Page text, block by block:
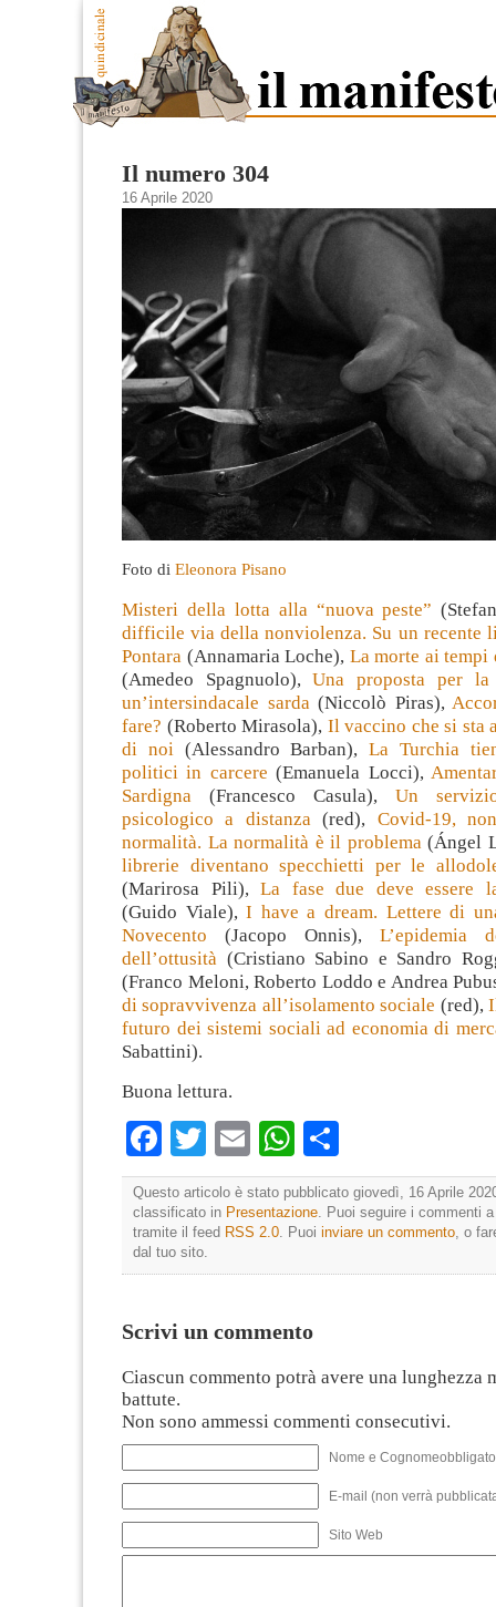
Il numero 304
16 Aprile 2020
Foto di Eleonora Pisano
Misteri della lotta alla “nuova peste”
difficile via della nonviolenza. Su un recente
Pontara (Annamaria Loche), La morte ai tempi
(Amedeo Spagnuolo),Una proposta per
un’intersindacale sarda(Niccolò Piras),
fare? (Roberto Mirasola), Il vaccino che si sta
di noi(Alessandro Barban), La Turchia
politici in carcere (Emanuela Locci),
Sardigna (Francesco Casula), Un
psicologico a distanza(red), Covid-19,
normalità. La normalità è il problema(Ángel
librerie diventano specchietti per le
(Marirosa Pili), La fase due deve essere
(Guido Viale),I have a dream. Lettere di
Novecento (Jacopo Onnis), L’epidemia
dell’ottusità (Cristiano Sabino e Sandro
(Franco Meloni, Roberto Loddo e Andrea
di sopravvivenza all’isolamento sociale (red),
futuro dei sistemi sociali ad economia di
Sabattini).
Buona lettura.
Facebook
TwitterEmailWhatsApp
Questo articolo è stato pubblicato giovedì, 16 Aprile
classificato in Presentazione. Puoi seguire i commenti
tramite il feed RSS 2.0. Puoi inviare un commento, o
dal tuo sito.
Scrivi un commento
Ciascun commento potrà avere una lunghezza
battute.
Non sono ammessi commenti consecutivi.
Nome e
E-mail (non verrà
Sito Web